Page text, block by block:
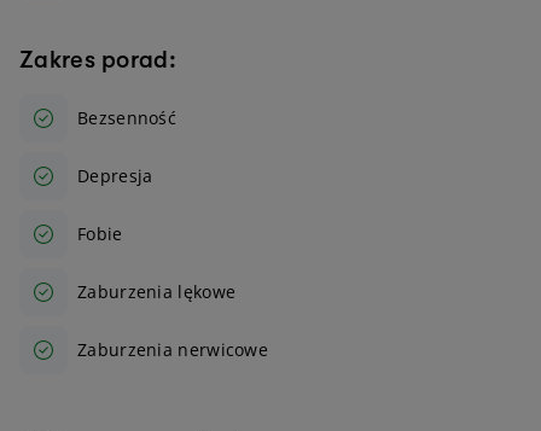
Zakres porad:
Bezsenność
Depresja
Fobie
Zaburzenia lękowe
Zaburzenia nerwicowe